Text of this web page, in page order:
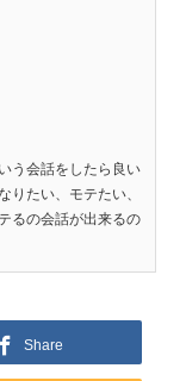
う会話をしたら良い
りたい、モテたい、
るの会話が出来るの
Share